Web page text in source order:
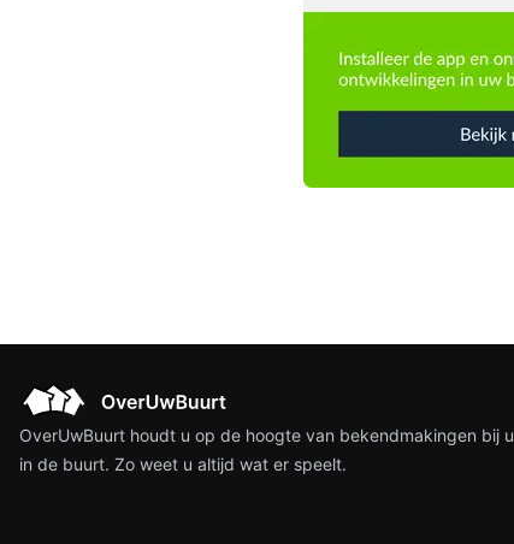
OverUwBuurt houdt u op de hoogte van bekendmakingen bij u
in de buurt. Zo weet u altijd wat er speelt.